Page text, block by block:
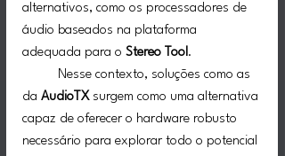
alternativos, como os processadores de
áudio baseados na plataforma
adequada para o Stereo Tool.
da AudioTX surgem como uma alternativa
capaz de oferecer o hardware robusto
necessário para explorar todo o potencial